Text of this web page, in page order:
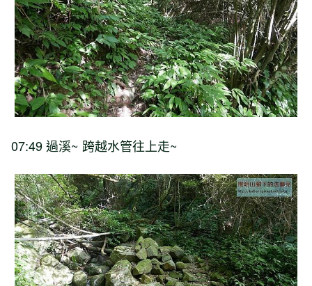
07:49 過溪~ 跨越水管往上走~